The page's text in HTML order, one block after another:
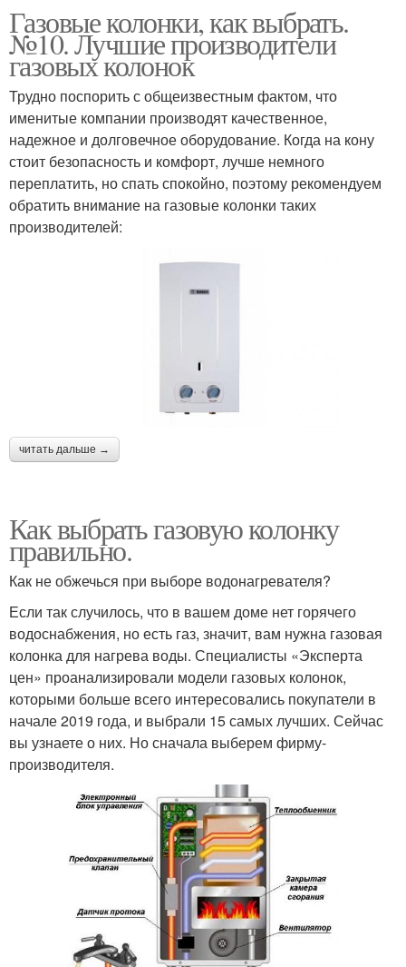
Газовые колонки, как выбрать.
№10. Лучшие производители
газовых колонок
Трудно поспорить с общеизвестным фактом, что
именитые компании производят качественное,
надежное и долговечное оборудование. Когда на кону
стоит безопасность и комфорт, лучше немного
переплатить, но спать спокойно, поэтому рекомендуем
обратить внимание на газовые колонки таких
производителей:
читать дальше →
Как выбрать газовую колонку
правильно.
Как не обжечься при выборе водонагревателя?
Если так случилось, что в вашем доме нет горячего
водоснабжения, но есть газ, значит, вам нужна газовая
колонка для нагрева воды. Специалисты «Эксперта
цен» проанализировали модели газовых колонок,
которыми больше всего интересовались покупатели в
начале 2019 года, и выбрали 15 самых лучших. Сейчас
вы узнаете о них. Но сначала выберем фирму-
производителя.